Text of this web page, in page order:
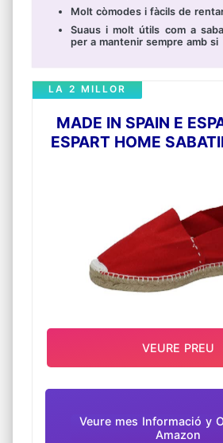
Molt còmodes i fàcils de
Suaus i molt útils com a
per a mantenir sempre amb si
MADE IN SPAIN E
ESPART HOME
LA 2 MILLOR
Veure mes Informació y
Amazon
VEURE PREU